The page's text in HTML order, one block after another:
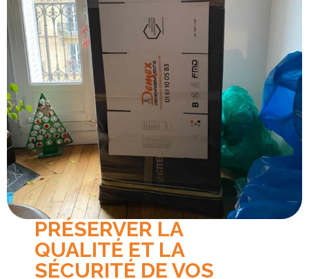
PRÉSERVER LA
QUALITÉ ET LA
SÉCURITÉ DE VOS